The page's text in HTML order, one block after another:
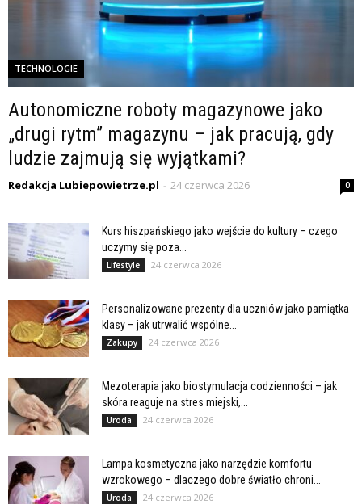
TECHNOLOGIE
Autonomiczne roboty magazynowe jako
„drugi rytm” magazynu – jak pracują, gdy
ludzie zajmują się wyjątkami?
Redakcja Lubiepowietrze.pl - 24 czerwca 2026 0
Kurs hiszpańskiego jako wejście do kultury – czego
uczymy się poza...
Lifestyle 24 czerwca 2026
Personalizowane prezenty dla uczniów jako pamiątka
klasy – jak utrwalić wspólne...
Zakupy 24 czerwca 2026
Mezoterapia jako biostymulacja codzienności – jak
skóra reaguje na stres miejski,...
Uroda 24 czerwca 2026
Lampa kosmetyczna jako narzędzie komfortu
wzrokowego – dlaczego dobre światło chroni...
Uroda 24 czerwca 2026